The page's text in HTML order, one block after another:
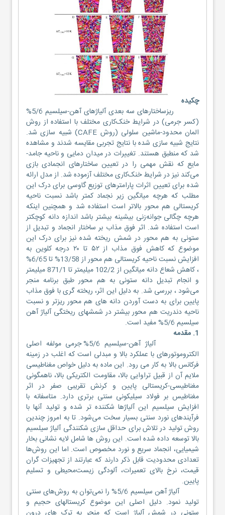
چکیده
ریزساختارهای سه بعدی آلیاژهای آهن-سیلسیم 5/6%
(کسر جرمی) در شرایط خنک‌کاری مختلف با استفاده از روش
المان محدود-ماشین سلولی (روش CAFE) شبیه سازی شد.
نتایج شبیه سازی شده با نتایج تجربی مقایسه شدند و مشاهده
شد که منطبق هستند. تغییرات در میدان دمایی و ناحیه جامد-
مایع که نقش مهمی را در تعیین ساختارهای انجمادی بازی
می‌کند نیز در شرایط خنک‌کاری مختلف آزموده شد. از مدل ارائه
شده برای تعیین اثرات پارامترهای توزیع گاوسی برای درک این
مطلب که هرچه میانگین زیر نجماد کمتر باشد نسبت ناحیه
کریستالی هم محور بالاتر است استفاده شد و همچنین اینکه
هرچه چگالی جوانه‌زنی بیشینه بیشتر باشد اندازه دانه کوچکتر
است استفاده شد. اثر فوق مذاب بر ساختار انجماد و تبدیل از
ستونی به هم محور در شمش ریخته شده نیز برای درک این
موضوع که کاهش فوق مذاب از ۵۲ تا ۲۰ درجه کلوین به
افزایش نسبت ناحیه کریستالی هم محور از 13/58% تا 6/65%
، کاهش شعاع دانه میانگین از 102/2 میلیمتر تا 871/1 میلیمتر
و انجام تبدیل دانه ستونی به هم محور طبق برنامه منجر
می‌شود ، بررسی شد. به دلیل این اثر، ریخته گری با فوق مذاب
پایین برای به دست آوردن دانه های هم محور ریزتر و نسبت
ناحیه دندریت هم محور بیشتر در شمشهای ریختگی آلیاژ آهن
سیلسیم 5/6% مفید است.
1. مقدمه
آلیاژ آهن-سیلسیم 5/6% جرمی مولفه اصلی
الکتروموتورهای با عملکرد بالا و مبدلی است که اغلب در زمینه
فرکانس بالا به کار می رود. این ماده به دلیل خواص مغناطیسی
ملایم آن از قبیل تراوایی بالا، مقاومت الکتریکی بالا، ناهمگونی
مغناطیسی-کریستالی پایین و کرنش تقریبی صفر در اثر
مغناطیس بر فولاد سیلیکونی سنتی برتری دارد. متاسفانه با
افزایش سیلسیم این آلیاژها شکننده تر شده و تولید آنها با
فرآیندهای نورد سنتی بسیار سخت می‌شود. تا به امروز چندین
روش تولید در تلاش برای حداقل سازی شکنندگی آلیاژ سیلسیم
بالا توسعه داده شده است. این روش ها شامل لایه نشانی بخار
شیمیایی، انجماد سریع و نورد مخصوص است. اما این روش‌ها
تعدادی محدودیت قابل ذکر دارند که عبارتند از تجهیزات گران
قیمت، نرخ بالای تعمیرات، آلودگی زیست‌محیطی و تسلیم
پایین.
آلیاژ آهن سیلسیم 5/6% را نمی‌توان به روش‌های سنتی
تولید نمود. دلیل اصلی این موضوع کریستالهای حجیم و